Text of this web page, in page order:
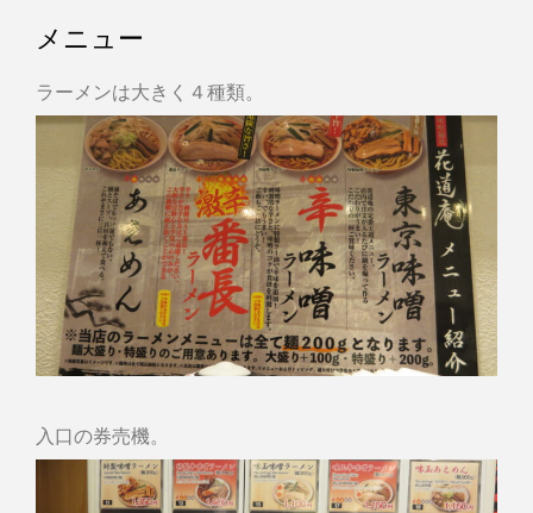
メニュー
ラーメンは大きく４種類。
入口の券売機。